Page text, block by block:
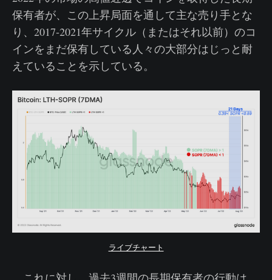
保有者が、この上昇局面を通して主な売り手とな
り、2017-2021年サイクル（またはそれ以前）のコ
インをまだ保有している人々の大部分はじっと耐
えていることを示している。
ライブチャート